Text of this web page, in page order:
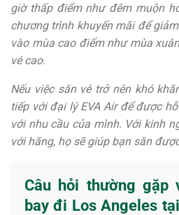
giờ thấp điểm như đêm muộn
chương trình khuyến mãi để
vào mùa cao điểm như mùa
vé cao.
Nếu việc săn vé trở nên khó
tiếp với đại lý EVA Air để được
với nhu cầu của mình. Với kinh
với hãng, họ sẽ giúp bạn săn
Câu hỏi thường gặp
bay đi Los Angeles